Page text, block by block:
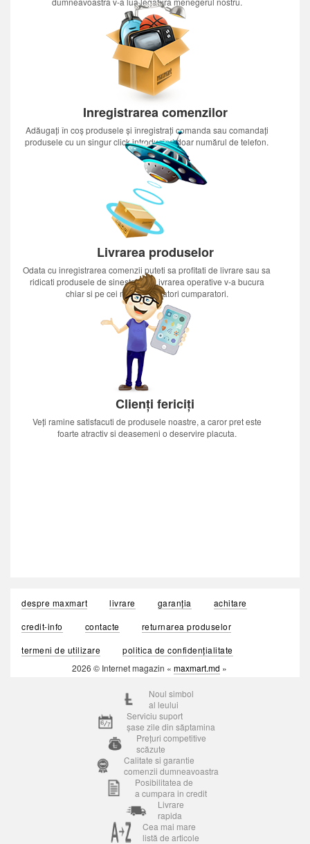
Inregistrarea comenzilor
Adăugați în coș produsele și înregistrați comanda sau comandați
produsele cu un singur click introducînd doar numărul de telefon.
Livrarea produselor
Odata cu inregistrarea comenzii puteti sa profitati de livrare sau sa
ridicati produsele de sinestatator.Livrarea operative v-a bucura
chiar si pe cei mai nerabdatori cumparatori.
Clienți fericiți
Veți ramine satisfacuti de produsele noastre, a caror pret este
foarte atractiv si deasemeni o deservire placuta.
despre maxmart livrare garanția
achitare
credit-info
contacte
returnarea produselor
termeni de utilizare
politica de confidențialitate
2026 © Internet magazin « maxmart.md »
Noul simbol
al leului
Serviciu suport
șase zile din săptamina
Prețuri competitive
scăzute
Calitate si garantie
comenzii dumneavoastra
Posibilitatea de
a cumpara in credit
Livrare
rapida
Cea mai mare
listă de articole